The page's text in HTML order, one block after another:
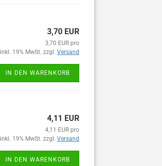
3,70 EUR
3,70 EUR pro
inkl. 19% MwSt. zzgl. Versand
IN DEN WARENKORB
4,11 EUR
4,11 EUR pro
inkl. 19% MwSt. zzgl. Versand
IN DEN WARENKORB